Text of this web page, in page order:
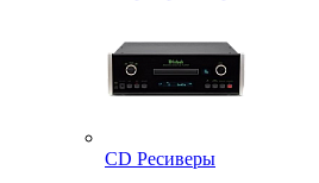
CD Ресиверы